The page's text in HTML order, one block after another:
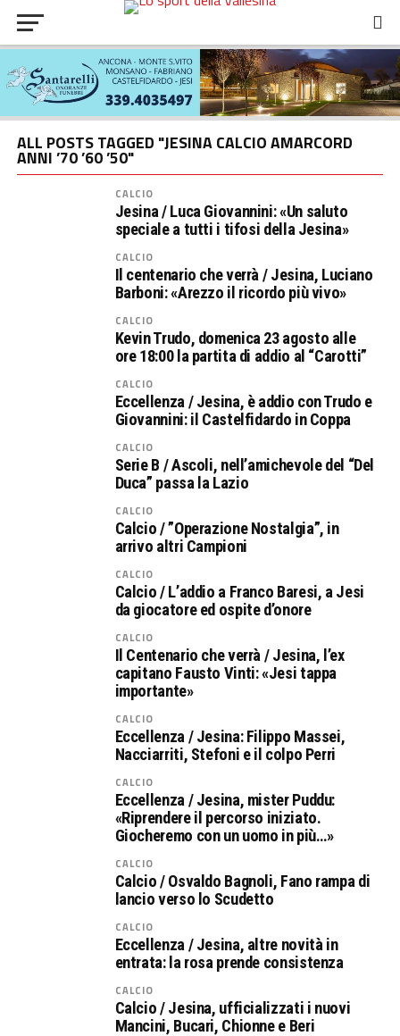
ALL POSTS TAGGED "JESINA CALCIO AMARCORD
ANNI ’70 ’60 ’50"
CALCIO
Jesina / Luca Giovannini: «Un saluto
speciale a tutti i tifosi della Jesina»
CALCIO
Il centenario che verrà / Jesina, Luciano
Barboni: «Arezzo il ricordo più vivo»
CALCIO
Kevin Trudo, domenica 23 agosto alle
ore 18:00 la partita di addio al “Carotti”
CALCIO
Eccellenza / Jesina, è addio con Trudo e
Giovannini: il Castelfidardo in Coppa
CALCIO
Serie B / Ascoli, nell’amichevole del “Del
Duca” passa la Lazio
CALCIO
Calcio / ”Operazione Nostalgia”, in
arrivo altri Campioni
CALCIO
Calcio / L’addio a Franco Baresi, a Jesi
da giocatore ed ospite d’onore
CALCIO
Il Centenario che verrà / Jesina, l’ex
capitano Fausto Vinti: «Jesi tappa
importante»
CALCIO
Eccellenza / Jesina: Filippo Massei,
Nacciarriti, Stefoni e il colpo Perri
CALCIO
Eccellenza / Jesina, mister Puddu:
«Riprendere il percorso iniziato.
Giocheremo con un uomo in più…»
CALCIO
Calcio / Osvaldo Bagnoli, Fano rampa di
lancio verso lo Scudetto
CALCIO
Eccellenza / Jesina, altre novità in
entrata: la rosa prende consistenza
CALCIO
Calcio / Jesina, ufficializzati i nuovi
Mancini, Bucari, Chionne e Beri